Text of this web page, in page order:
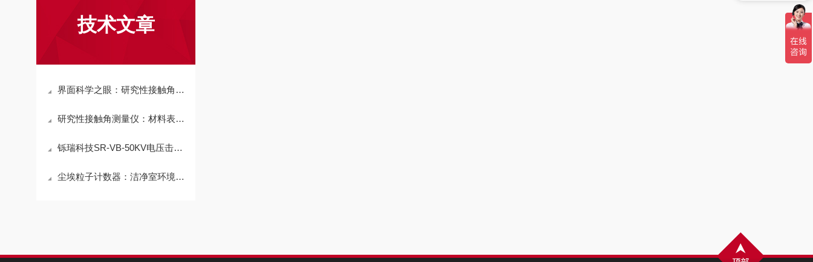
技术文章
界面科学之眼：研究性接触角测量仪的精密分析能力
研究性接触角测量仪：材料表面性能解析的精准工具
铄瑞科技SR-VB-50KV电压击穿试验机，为绝缘安全加一道“保险”
尘埃粒子计数器：洁净室环境监测核心设备